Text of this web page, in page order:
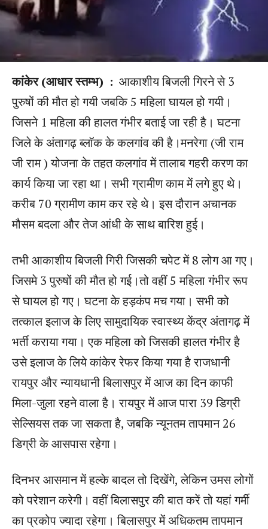
कांकेर (आधार स्तम्भ) : आकाशीय बिजली गिरने से 3
पुरुषों की मौत हो गयी जबकि 5 महिला घायल हो गयी।
जिसने 1 महिला की हालत गंभीर बताई जा रही है। घटना
जिले के अंतागढ़ ब्लॉक के कलगांव की है।मनरेगा (जी राम
जी राम ) योजना के तहत कलगांव में तालाब गहरी करण का
कार्य किया जा रहा था। सभी ग्रामीण काम में लगे हुए थे।
करीब 70 ग्रामीण काम कर रहे थे। इस दौरान अचानक
मौसम बदला और तेज आंधी के साथ बारिश हुई।
तभी आकाशीय बिजली गिरी जिसकी चपेट में 8 लोग आ गए।
जिसमे 3 पुरुषों की मौत हो गई।तो वहीं 5 महिला गंभीर रूप
से घायल हो गए। घटना के हड़कंप मच गया। सभी को
तत्काल इलाज के लिए सामुदायिक स्वास्थ्य केंद्र अंतागढ़ में
भर्ती कराया गया। एक महिला को जिसकी हालत गंभीर है
उसे इलाज के लिये कांकेर रेफर किया गया है राजधानी
रायपुर और न्यायधानी बिलासपुर में आज का दिन काफी
मिला-जुला रहने वाला है। रायपुर में आज पारा 39 डिग्री
सेल्सियस तक जा सकता है, जबकि न्यूनतम तापमान 26
डिग्री के आसपास रहेगा।
दिनभर आसमान में हल्के बादल तो दिखेंगे, लेकिन उमस लोगों
को परेशान करेगी। वहीं बिलासपुर की बात करें तो यहां गर्मी
का प्रकोप ज्यादा रहेगा। बिलासपुर में अधिकतम तापमान